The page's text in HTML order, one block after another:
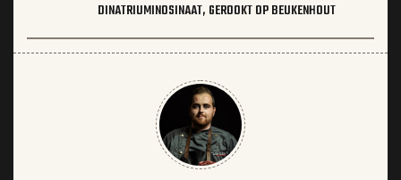
DINATRIUMINOSINAAT, GEROOKT OP BEUKENHOUT